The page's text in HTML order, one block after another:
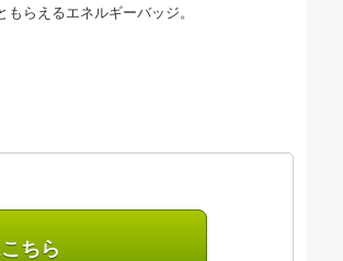
らえるエネルギーバッジ。
ちら